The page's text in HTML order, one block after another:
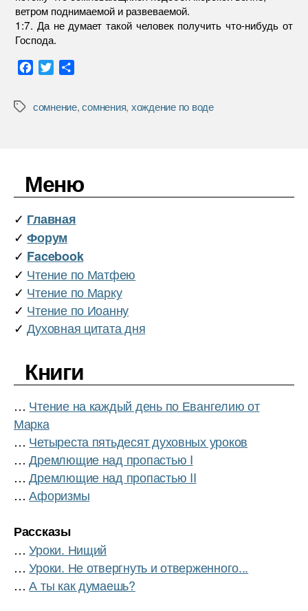
ветром поднимаемой и развеваемой.
1:7. Да не думает такой человек получить что-нибудь от
Господа.
e
k
t
р
ь
Меткисомнение,сомнения, хождение по воде
Меню
✓ Главная
✓Форум
✓ Facebook
✓ Чтение по Матфею
✓ Чтение по Марку
✓ Чтение по Иоанну
✓Духовная цитата дня
Книги
… Чтение на каждый день по Евангелию от
Марка
… Четыреста пятьдесят духовных уроков
…Дремлющие над пропастью I
…Дремлющие над пропастью II
…Афоризмы
Рассказы
…Уроки. Нищий
…Уроки. Не отвергнуть и отверженного...
…А ты как думаешь?